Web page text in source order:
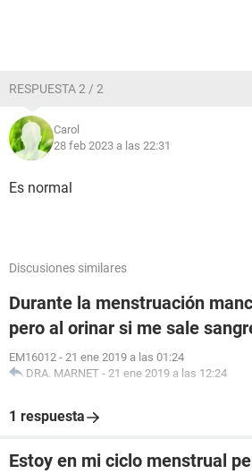
RESPUESTA 2 / 2
Carol
28 feb 2023 a las 22:31
Es normal
Discusiones similares
Durante la menstruación
pero al orinar si me sale
EM16012 - 21 ene 2019 a las 01:24
DRA. MARNET - 21 ene 2019 a las 12:24
1 respuesta
Estoy en mi ciclo menstrual